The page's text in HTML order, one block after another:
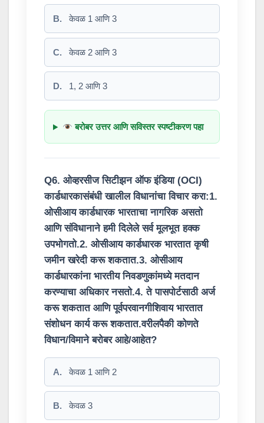
B. केवळ 1 आणि 3
C. केवळ 2 आणि 3
D. 1, 2 आणि 3
बरोबर उत्तर आणि सविस्तर स्पष्टीकरण पहा
Q6. ओव्हरसीज सिटीझन ऑफ इंडिया (OCI)
कार्डधारकासंबंधी खालील विधानांचा विचार करा:1.
ओसीआय कार्डधारक भारताचा नागरिक असतो
आणि संविधानाने हमी दिलेले सर्व मूलभूत हक्क
उपभोगतो.2. ओसीआय कार्डधारक भारतात कृषी
जमीन खरेदी करू शकतात.3. ओसीआय
कार्डधारकांना भारतीय निवडणुकांमध्ये मतदान
करण्याचा अधिकार नसतो.4. ते पासपोर्टसाठी अर्ज
करू शकतात आणि पूर्वपरवानगीशिवाय भारतात
संशोधन कार्य करू शकतात.वरीलपैकी कोणते
विधान/विमाने बरोबर आहे/आहेत?
A. केवळ 1 आणि 2
B. केवळ 3